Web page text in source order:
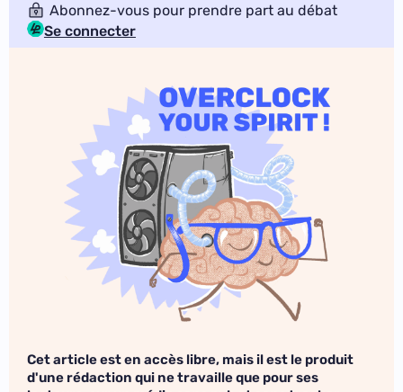
Abonnez-vous pour prendre part au débat
Se connecter
Cet article est en accès libre, mais il est le produit
d'une rédaction qui ne travaille que pour ses